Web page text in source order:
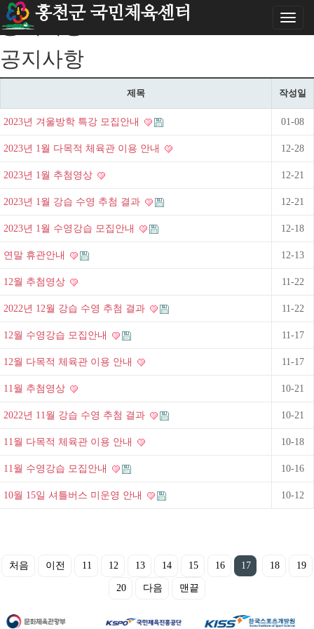
Toggle
홍천군 국민체육센터
공지사항
공지사항
제목 작성일
2023년 겨울방학 특강 모집안내 01-08
2023년 1월 다목적 체육관 이용 안내 12-28
2023년 1월 추첨영상 12-21
2023년 1월 강습 수영 추첨 결과 12-21
2023년 1월 수영강습 모집안내 12-18
연말 휴관안내 12-13
12월 추첨영상 11-22
2022년 12월 강습 수영 추첨 결과 11-22
12월 수영강습 모집안내 11-17
12월 다목적 체육관 이용 안내 11-17
11월 추첨영상 10-21
2022년 11월 강습 수영 추첨 결과 10-21
11월 다목적 체육관 이용 안내 10-18
11월 수영강습 모집안내 10-16
10월 15일 셔틀버스 미운영 안내 10-12
처음 이전 11 12 13 14 15 16 17 18 19
20 다음 맨끝